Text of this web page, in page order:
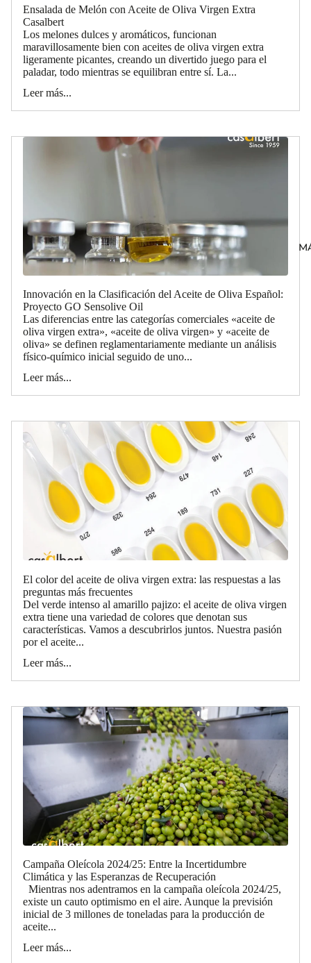
Ensalada de Melón con Aceite de Oliva Virgen Extra
Casalbert
Los melones dulces y aromáticos, funcionan
maravillosamente bien con aceites de oliva virgen extra
ligeramente picantes, creando un divertido juego para el
paladar, todo mientras se equilibran entre sí. La...
Leer más...
Innovación en la Clasificación del Aceite de Oliva Español:
Proyecto GO Sensolive Oil
Las diferencias entre las categorías comerciales «aceite de
oliva virgen extra», «aceite de oliva virgen» y «aceite de
oliva» se definen reglamentariamente mediante un análisis
físico-químico inicial seguido de uno...
Leer más...
El color del aceite de oliva virgen extra: las respuestas a las
preguntas más frecuentes
Del verde intenso al amarillo pajizo: el aceite de oliva virgen
extra tiene una variedad de colores que denotan sus
características. Vamos a descubrirlos juntos. Nuestra pasión
por el aceite...
Leer más...
Campaña Oleícola 2024/25: Entre la Incertidumbre
Climática y las Esperanzas de Recuperación
Mientras nos adentramos en la campaña oleícola 2024/25,
existe un cauto optimismo en el aire. Aunque la previsión
inicial de 3 millones de toneladas para la producción de
aceite...
Leer más...